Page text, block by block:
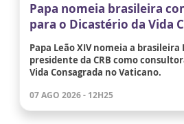
Papa nomeia brasileira
para o Dicastério da Vida
Papa Leão XIV nomeia a
presidente da CRB como
Vida Consagrada no Vaticano.
07 AGO 2026 - 12H25